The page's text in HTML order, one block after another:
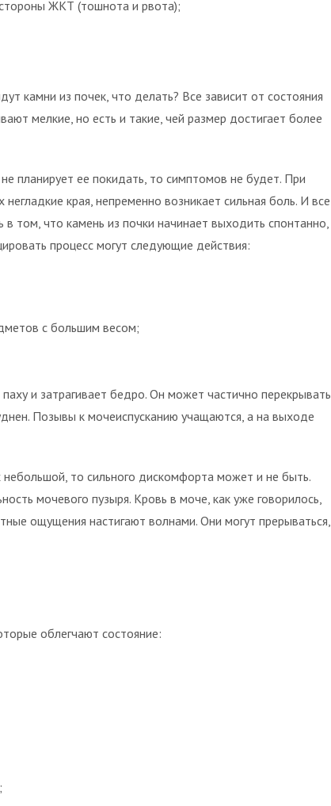
ЖКТ (тошнота и рвота);
камни из почек, что делать? Все зависит от состояния
мелкие, но есть и такие, чей размер достигает более
планирует ее покидать, то симптомов не будет. При
края, непременно возникает сильная боль. И все
в том, что камень из почки начинает выходить спонтанно,
процесс могут следующие действия:
с большим весом;
и затрагивает бедро. Он может частично перекрывать
Позывы к мочеиспусканию учащаются, а на выходе
то сильного дискомфорта может и не быть.
мочевого пузыря. Кровь в моче, как уже говорилось,
ощущения настигают волнами. Они могут прерываться,
облегчают состояние: